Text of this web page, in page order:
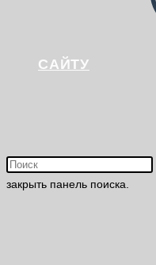
САЙТУ
закрыть панель поиска.